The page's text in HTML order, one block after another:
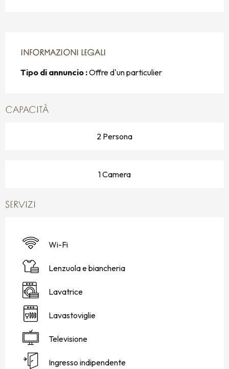
INFORMAZIONI LEGALI
INFORMAZIONI LEGALI
Tipo di annuncio :Offre d'un particulier
CAPACITÀ
2 Persona
1 Camera
SERVIZI
Wi-Fi
Lenzuola e biancheria
Lavatrice
Lavastoviglie
Televisione
Ingresso indipendente